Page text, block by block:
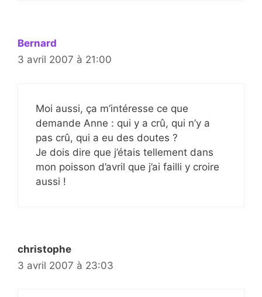
Bernard
3 avril 2007 à 21:00
Moi aussi, ça m’intéresse ce que
demande Anne : qui y a crû, qui n’y a
pas crû, qui a eu des doutes ?
Je dois dire que j’étais tellement dans
mon poisson d’avril que j’ai failli y croire
aussi !
christophe
3 avril 2007 à 23:03